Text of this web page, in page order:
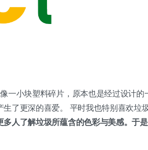
一小块塑料碎片，原本也是经过设计的
了更深的喜爱。 平时我也特别喜欢垃
多人了解垃圾所蕴含的色彩与美感。于